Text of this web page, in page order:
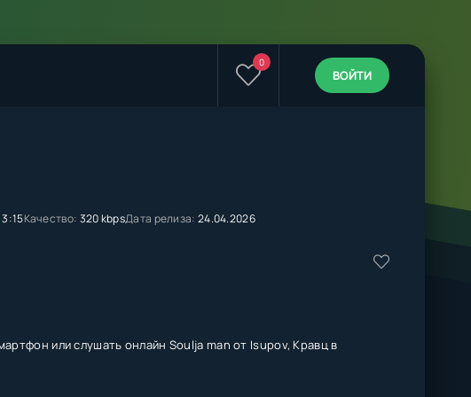
0
ВОЙТИ
3:15Качество: 320 kbpsДата релиза: 24.04.2026
или слушать онлайн Soulja man от Isupov, Кравц в